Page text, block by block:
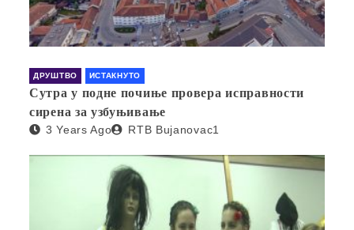
ДРУШТВО ИСТАКНУТО
Сутра у подне почиње провера исправности
сирена за узбуњивање
3 Years Ago RTB Bujanovac1